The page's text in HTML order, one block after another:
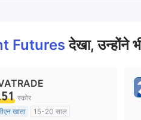
Futuresदेखा, उन्होंने
स्कोर
खाता
15-20 साल